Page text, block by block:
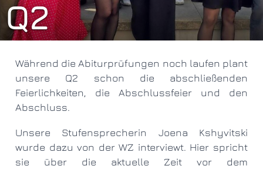
Q2
Während die Abiturprüfungen noch laufen plant
unsere Q2 schon die abschließenden
Feierlichkeiten, die Abschlussfeier und den
Abschluss.
Unsere Stufensprecherin Joena Kshyvitski
wurde dazu von der WZ interviewt. Hier spricht
sie über die aktuelle Zeit vor dem